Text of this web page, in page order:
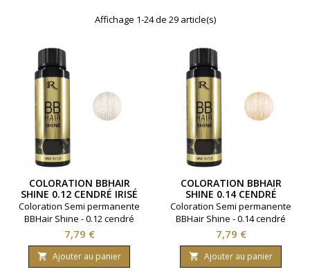
Affichage 1-24 de 29 article(s)
COLORATION BBHAIR
SHINE 0.12 CENDRÉ IRISÉ
Coloration Semi permanente
BBHair Shine - 0.12 cendré
irisé.Ravive la couleur en
toute simplicité.Gamme :
BBHair. Marque : Generik.
Contenance 60 millimètres.
Prix
7,79 €
 Ajouter au panier
COLORATION BBHAIR
SHINE 0.14 CENDRÉ
CUIVRÉ
Coloration Semi permanente
BBHair Shine - 0.14 cendré
cuivré.Ravive la couleur en
toute simplicité.Gamme :
BBHair. Marque : Generik.
Contenance 60 millimètres.
Prix
7,79 €
 Ajouter au panier